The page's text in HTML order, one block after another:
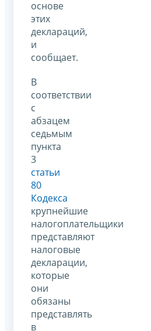
основе
этих
деклараций,
и
сообщает.
В
соответствии
с
абзацем
седьмым
пункта
3
статьи
80
Кодекса
крупнейшие
налогоплательщики
представляют
налоговые
декларации,
которые
они
обязаны
представлять
в